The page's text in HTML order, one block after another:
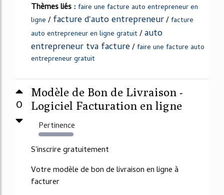
Thèmes liés : faire une facture auto entrepreneur en
ligne /facture d'auto entrepreneur/facture
auto entrepreneur en ligne gratuit/auto
entrepreneur tva facture/faire une facture auto
entrepreneur gratuit
0
Modèle de Bon de Livraison -
Logiciel Facturation en ligne
Pertinence
149%
S'inscrire gratuitement
Votre modèle de bon de livraison en ligne à
facturer